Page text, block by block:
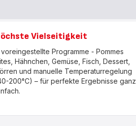
Vielseitigkeit
Programme - Pommes
Hähnchen, Gemüse, Fisch, Dessert,
und manuelle Temperaturregelung
200°C) – für perfekte Ergebnisse ganz